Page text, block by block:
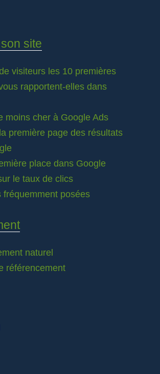
site
visiteurs les 10 premières
rapportent-elles dans
moins cher à Google Ads
première page des résultats
place dans Google
le taux de clics
fréquemment posées
naturel
référencement